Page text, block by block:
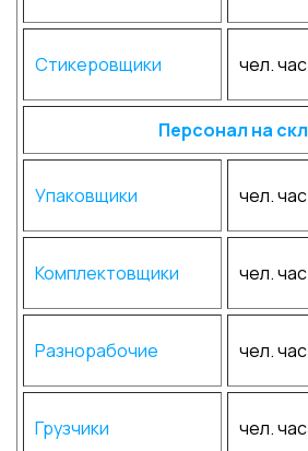
Стикеровщики чел. час
Персонал на
Упаковщики чел. час
Комплектовщики чел. час
Разнорабочие чел. час
Грузчики чел. час